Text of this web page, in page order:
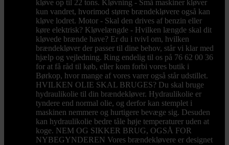
kløve op til 22 tons. Kløvning - Små maskiner kløver
kun vandret, hvorimod større brændekløvere også kan
kløve lodret. Motor - Skal den drives af benzin eller
køre elektrisk? Kløvelængde - Hvilken længde skal dit
kløvede brænde have? Er du i tvivl om, hvilken
brændekløver der passer til dine behov, står vi klar med
hjælp og vejledning. Ring endelig til os på 76 62 00 36
for at få råd til køb, eller kom forbi vores butik i
Børkop, hvor mange af vores varer også står udstillet.
HVILKEN OLIE SKAL BRUGES? Du skal bruge
hydraulikolie til din brændekløver. Hydraulikolie er
tyndere end normal olie, og derfor kan stemplet i
maskinen nemmere og hurtigere bevæge sig. Desuden
kan hydraulikolie bedre tåle høje temperaturer uden at
koge. NEM OG SIKKER BRUG, OGSÅ FOR
NYBEGYNDEREN Vores brændekløvere er designet